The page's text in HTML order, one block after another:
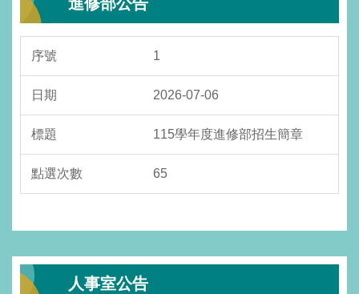
1
2026-07-06
115學年度進修部招生簡章
65
人事室公告